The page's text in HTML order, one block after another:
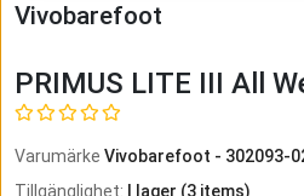
Vivobarefoot
PRIMUS LITE III All
Varumärke Vivobarefoot - 302093-
Tillgänglighet: I lager (3 items)